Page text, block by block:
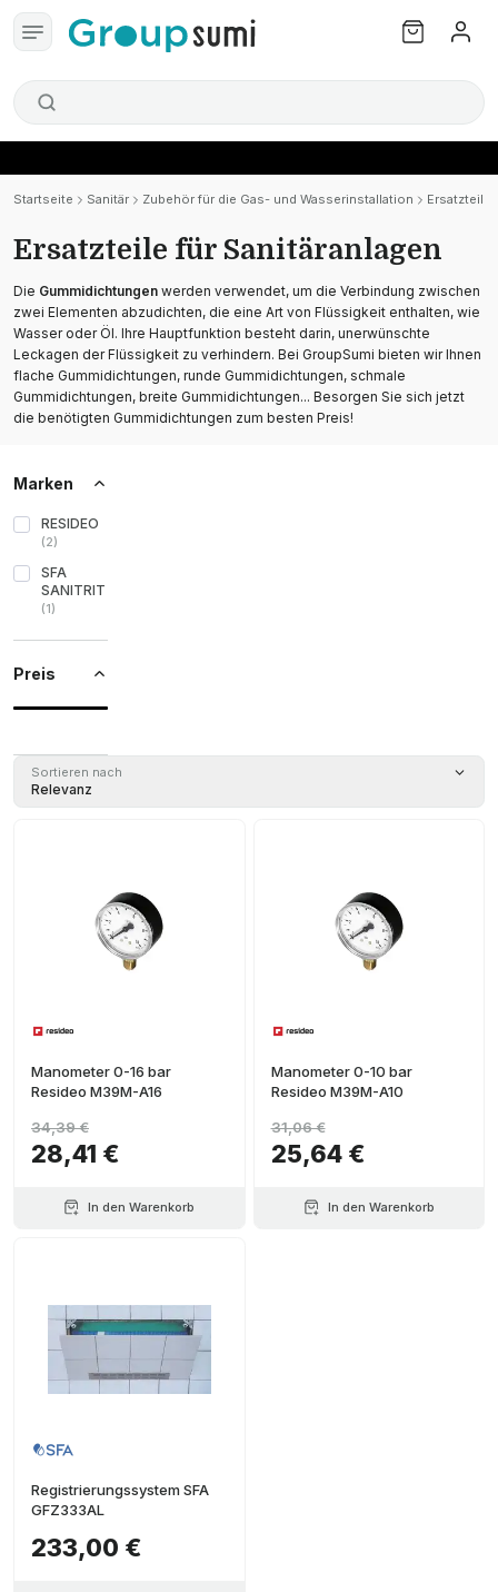
Startseite Sanitär Zubehör für die Gas- und Wasserinstallation Ersatzteile
Ersatzteile für Sanitäranlagen
Die Gummidichtungen werden verwendet, um die Verbindung zwischen
zwei Elementen abzudichten, die eine Art von Flüssigkeit enthalten, wie
Wasser oder Öl. Ihre Hauptfunktion besteht darin, unerwünschte
Leckagen der Flüssigkeit zu verhindern. Bei GroupSumi bieten wir Ihnen
flache Gummidichtungen, runde Gummidichtungen, schmale
Gummidichtungen, breite Gummidichtungen... Besorgen Sie sich jetzt
die benötigten Gummidichtungen zum besten Preis!
Marken
RESIDEO
(2)
SFA
SANITRIT
(1)
Preis
Sortieren nach
Relevanz
Manometer 0-16 bar
Resideo M39M-A16
28,41 €
34,39 €
In den Warenkorb
Manometer 0-10 bar
Resideo M39M-A10
25,64 €
31,06 €
In den Warenkorb
Registrierungssystem SFA
GFZ333AL
233,00 €